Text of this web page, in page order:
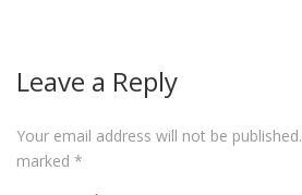
Leave a Reply
Your email address will not be published.
marked *